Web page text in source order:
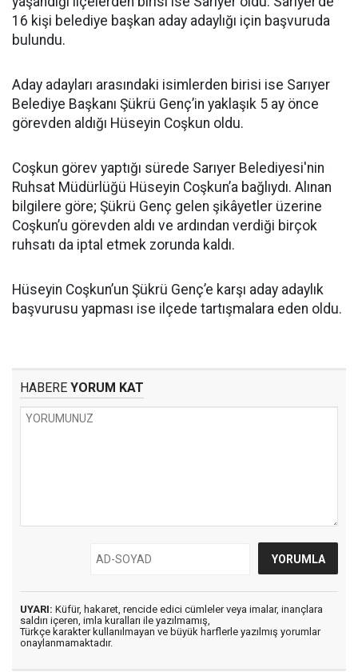
16 kişi belediye başkan aday adaylığı için başvuruda
bulundu.
Aday adayları arasındaki isimlerden birisi ise Sarıyer
Belediye Başkanı Şükrü Genç’in yaklaşık 5 ay önce
görevden aldığı Hüseyin Coşkun oldu.
Coşkun görev yaptığı sürede Sarıyer Belediyesi'nin
Ruhsat Müdürlüğü Hüseyin Coşkun’a bağlıydı. Alınan
bilgilere göre; Şükrü Genç gelen şikâyetler üzerine
Coşkun’u görevden aldı ve ardından verdiği birçok
ruhsatı da iptal etmek zorunda kaldı.
Hüseyin Coşkun’un Şükrü Genç’e karşı aday adaylık
başvurusu yapması ise ilçede tartışmalara eden oldu.
HABERE YORUM KAT
UYARI: Küfür, hakaret, rencide edici cümleler veya imalar, inançlara
saldırı içeren, imla kuralları ile yazılmamış,
Türkçe karakter kullanılmayan ve büyük harflerle yazılmış yorumlar
onaylanmamaktadır.